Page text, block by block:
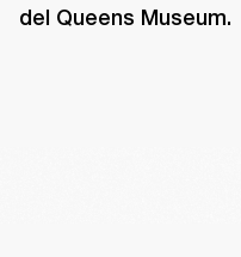
del Queens Museum.